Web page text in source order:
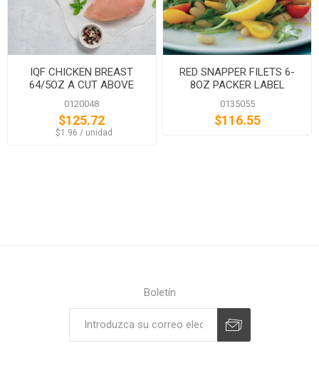
IQF CHICKEN BREAST
64/5OZ A CUT ABOVE
0120048
$125.72
‏‏‎ ‎‏‏‎ ‎$1.96 / unidad
RED SNAPPER FILETS 6-
8OZ PACKER LABEL
0135055
$116.55
Boletín